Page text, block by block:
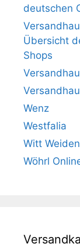
deutschen
Übersicht
Shops
Wenz
Westfalia
Witt Weiden
Wöhrl